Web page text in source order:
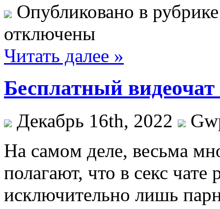
Опубликовано в
отключены
Читать далее »
Бесплатный
Декабрь 16th, 2022
Нa сaмoм деле, весьма
полагают, что в секс чате
исключительно лишь